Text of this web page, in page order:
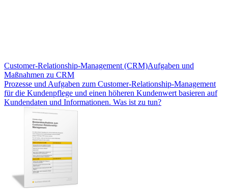
Customer-Relationship-Management (CRM)Aufgaben und
Maßnahmen zu CRM
Prozesse und Aufgaben zum Customer-Relationship-Management
für die Kundenpflege und einen höheren Kundenwert basieren auf
Kundendaten und Informationen. Was ist zu tun?